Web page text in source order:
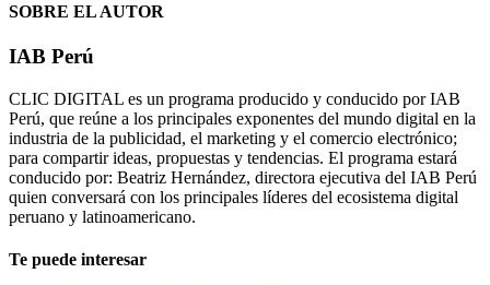
SOBRE EL AUTOR
IAB Perú
CLIC DIGITAL es un programa producido y conducido por IAB
Perú, que reúne a los principales exponentes del mundo digital en la
industria de la publicidad, el marketing y el comercio electrónico;
para compartir ideas, propuestas y tendencias. El programa estará
conducido por: Beatriz Hernández, directora ejecutiva del IAB Perú
quien conversará con los principales líderes del ecosistema digital
peruano y latinoamericano.
Te puede interesar